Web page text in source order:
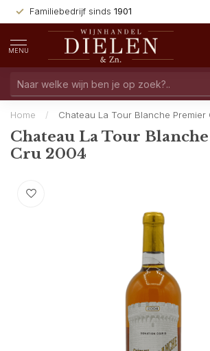
Familiebedrijf sinds 1901
MENU
Home / Chateau La Tour Blanche
Chateau La Tour
Cru 2004